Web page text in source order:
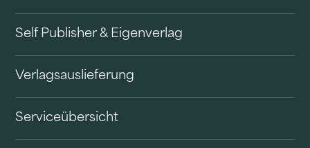
Self Publisher & Eigenverlag
Verlagsauslieferung
Serviceübersicht